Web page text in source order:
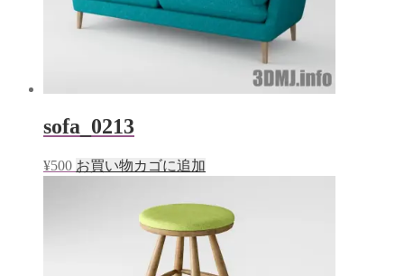
sofa_0213
¥500 お買い物カゴに追加